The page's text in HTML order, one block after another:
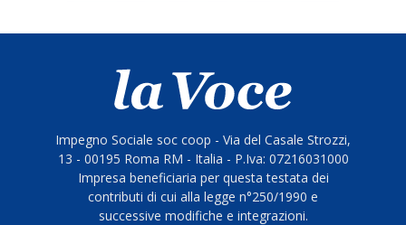
Impegno Sociale soc coop - Via del Casale Strozzi,
13 - 00195 Roma RM - Italia - P.Iva: 07216031000
Impresa beneficiaria per questa testata dei
contributi di cui alla legge n°250/1990 e
successive modifiche e integrazioni.